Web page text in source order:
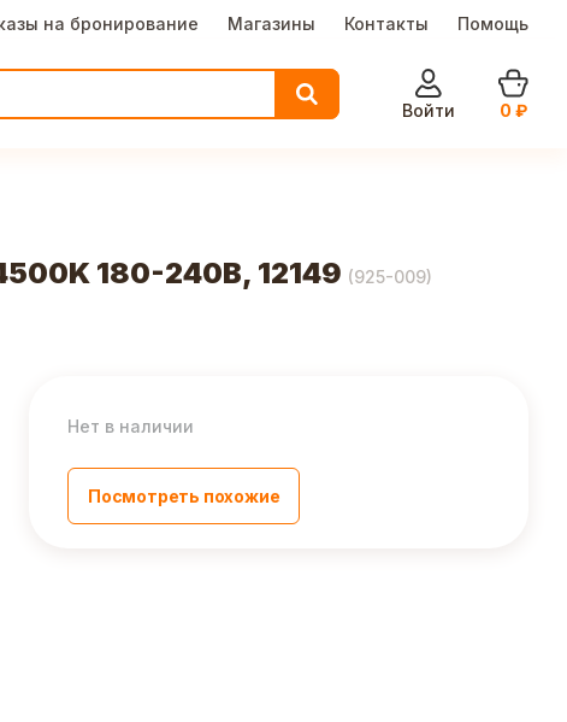
на бронирование Магазины Контакты Помощь
Войти
0 ₽
180-240В, 12149 (925-009)
Нет в наличии
Посмотреть похожие